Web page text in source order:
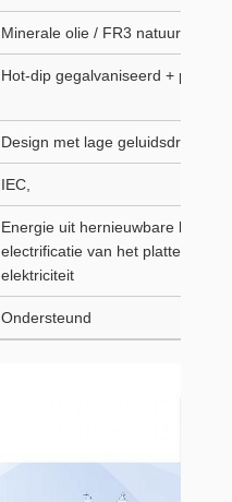
Minerale olie / FR3 natuurlijke
Hot-dip gegalvaniseerd +
Design met lage geluidsdruk
IEC,
Energie uit hernieuwbare
electrificatie van het platteland,
elektriciteit
Ondersteund